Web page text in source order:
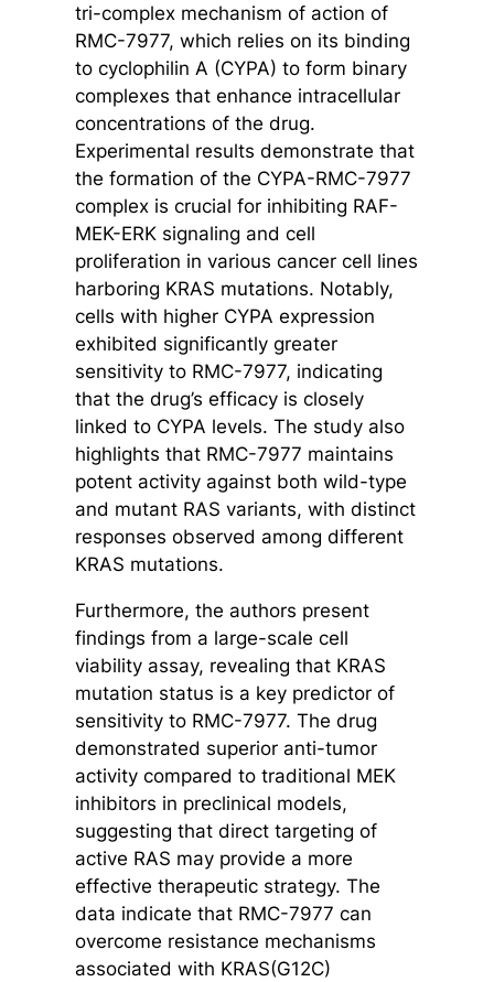
tri-complex mechanism of action of
RMC-7977, which relies on its binding
to cyclophilin A (CYPA) to form binary
complexes that enhance intracellular
concentrations of the drug.
Experimental results demonstrate that
the formation of the CYPA-RMC-7977
complex is crucial for inhibiting RAF-
MEK-ERK signaling and cell
proliferation in various cancer cell lines
harboring KRAS mutations. Notably,
cells with higher CYPA expression
exhibited significantly greater
sensitivity to RMC-7977, indicating
that the drug’s efficacy is closely
linked to CYPA levels. The study also
highlights that RMC-7977 maintains
potent activity against both wild-type
and mutant RAS variants, with distinct
responses observed among different
KRAS mutations.
Furthermore, the authors present
findings from a large-scale cell
viability assay, revealing that KRAS
mutation status is a key predictor of
sensitivity to RMC-7977. The drug
demonstrated superior anti-tumor
activity compared to traditional MEK
inhibitors in preclinical models,
suggesting that direct targeting of
active RAS may provide a more
effective therapeutic strategy. The
data indicate that RMC-7977 can
overcome resistance mechanisms
associated with KRAS(G12C)